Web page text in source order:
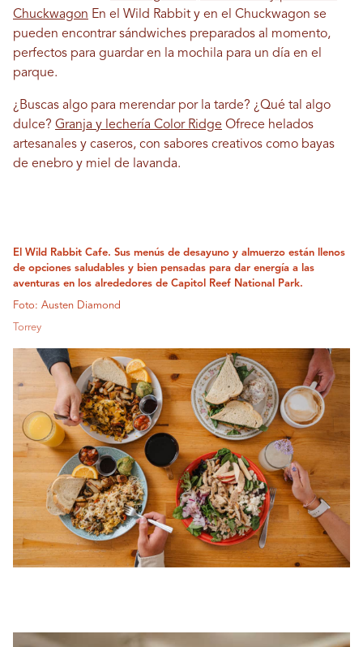
Chuckwagon En el Wild Rabbit y en el Chuckwagon se
pueden encontrar sándwiches preparados al momento,
perfectos para guardar en la mochila para un día en el
parque.
¿Buscas algo para merendar por la tarde? ¿Qué tal algo
dulce? Granja y lechería Color Ridge Ofrece helados
artesanales y caseros, con sabores creativos como bayas
de enebro y miel de lavanda.
El Wild Rabbit Cafe. Sus menús de desayuno y almuerzo están llenos
de opciones saludables y bien pensadas para dar energía a las
aventuras en los alrededores de Capitol Reef National Park.
Foto: Austen Diamond
Torrey